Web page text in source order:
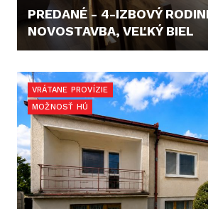
PREDANÉ - 4-IZBOVÝ
NOVOSTAVBA, VEĽKÝ BIEL
VRÁTANE PROVÍZIE
MOŽNOSŤ HÚ